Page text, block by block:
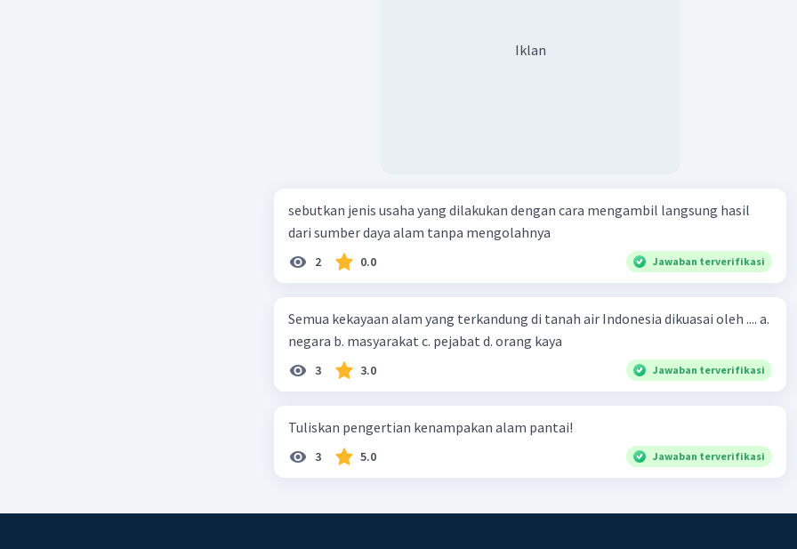
Iklan
sebutkan jenis usaha yang dilakukan dengan cara mengambil langsung hasil
dari sumber daya alam tanpa mengolahnya
2 0.0 Jawaban terverifikasi
Semua kekayaan alam yang terkandung di tanah air Indonesia dikuasai oleh .... a.
negara b. masyarakat c. pejabat d. orang kaya
3 3.0 Jawaban terverifikasi
Tuliskan pengertian kenampakan alam pantai!
3 5.0 Jawaban terverifikasi